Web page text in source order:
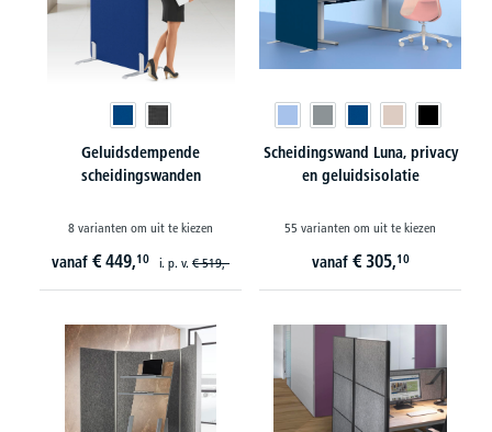
Geluidsdempende
scheidingswanden
8 varianten om uit te kiezen
vanaf € 449,10 i. p. v. € 519,-
Scheidingswand Luna, privacy
en geluidsisolatie
55 varianten om uit te kiezen
vanaf € 305,10